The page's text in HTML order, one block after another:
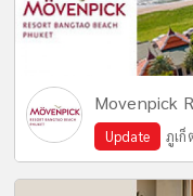
Movenpick
Update ภูเก็